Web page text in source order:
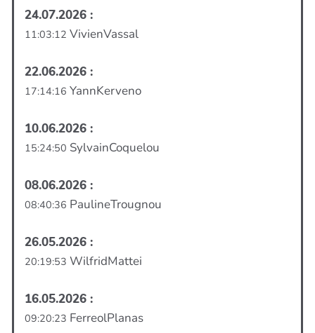
24.07.2026 :
11:03:12 VivienVassal
22.06.2026 :
17:14:16 YannKerveno
10.06.2026 :
15:24:50 SylvainCoquelou
08.06.2026 :
08:40:36 PaulineTrougnou
26.05.2026 :
20:19:53 WilfridMattei
16.05.2026 :
09:20:23 FerreolPlanas